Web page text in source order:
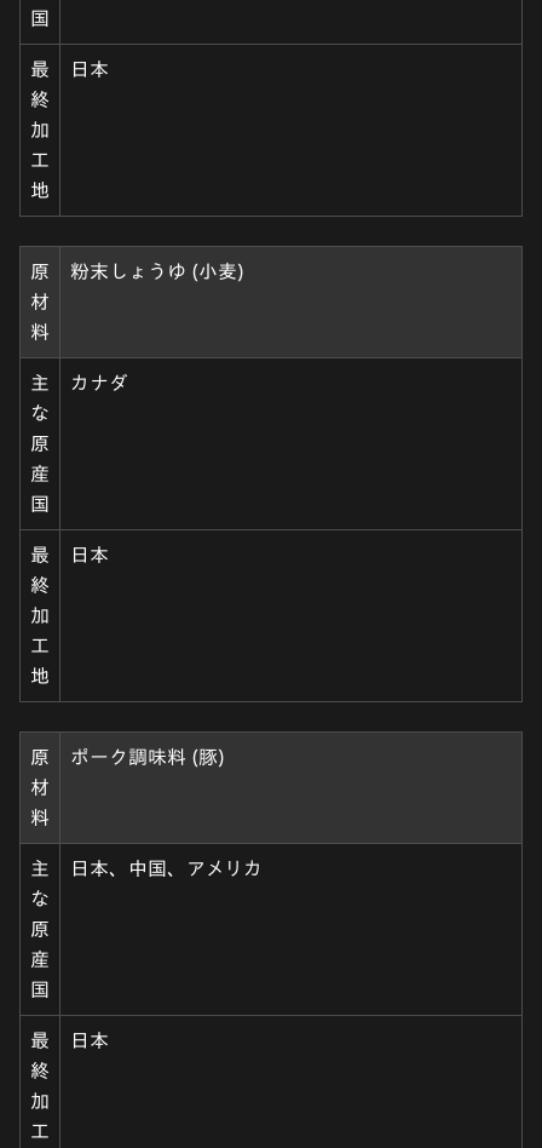
国
最
終
加
工
地
日本
原
材
料
粉末しょうゆ (小麦)
主
な
原
産
国
カナダ
最
終
加
工
地
日本
原
材
料
ポーク調味料 (豚)
主
な
原
産
国
日本、中国、アメリカ
最
終
加
工
日本